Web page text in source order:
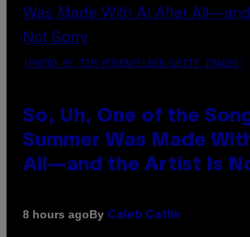
(PHOTO BY TIM MOSENFELDER/GETTY IMAGES)
So, Uh, One of the
Summer Was Made
All—and the Artist Is
8 hours agoBy Caleb Catlin